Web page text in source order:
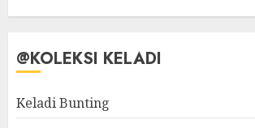
@KOLEKSI KELADI
Keladi Bunting